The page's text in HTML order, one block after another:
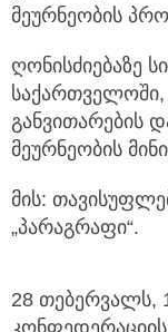
მეურნეობის
ღონისძიებაზე
განვითარების
მეურნეობის
მის:
„პარაგრაფი“.
28 თებერვალს,